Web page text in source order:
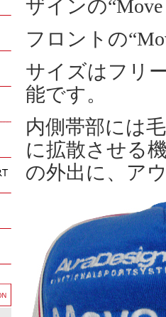
ザインの
フロントの
サイズはフリ
能です。
内側帯部には
に拡散させる
の外出に、ア